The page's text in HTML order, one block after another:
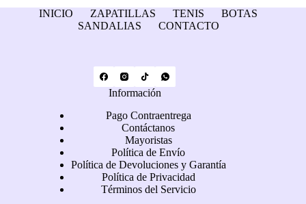
INICIO ZAPATILLAS TENIS
BOTAS
SANDALIAS
CONTACTO
Información
Pago Contraentrega
Contáctanos
Mayoristas
Política de Envío
Política de Devoluciones y Garantía
Política de Privacidad
Términos del Servicio